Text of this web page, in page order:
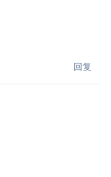
回复